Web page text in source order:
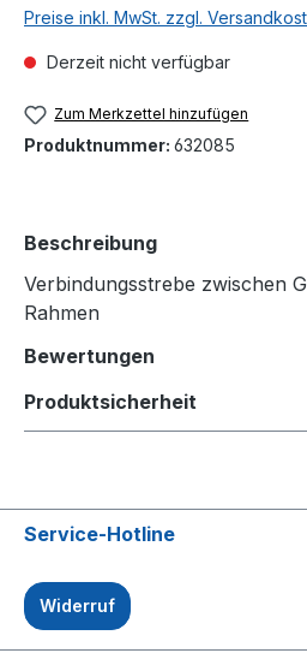
Preise inkl. MwSt. zzgl.
Derzeit nicht verfügbar
Zum Merkzettel hinzufügen
Produktnummer: 632085
Beschreibung
Verbindungsstrebe zwischen
Rahmen
Bewertungen
Produktsicherheit
Service-Hotline
Widerruf